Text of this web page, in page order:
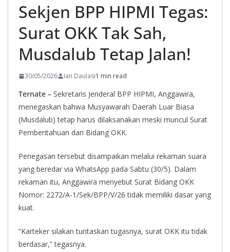
Sekjen BPP HIPMI Tegas:
Surat OKK Tak Sah,
Musdalub Tetap Jalan!
30/05/2026 Ian Daulasi1 min read
Ternate – Sekretaris Jenderal BPP HIPMI, Anggawira,
menegaskan bahwa Musyawarah Daerah Luar Biasa
(Musdalub) tetap harus dilaksanakan meski muncul Surat
Pemberitahuan dari Bidang OKK.
Penegasan tersebut disampaikan melalui rekaman suara
yang beredar via WhatsApp pada Sabtu (30/5). Dalam
rekaman itu, Anggawira menyebut Surat Bidang OKK
Nomor: 2272/A-1/Sek/BPP/V/26 tidak memiliki dasar yang
kuat.
“Karteker silakan tuntaskan tugasnya, surat OKK itu tidak
berdasar,” tegasnya.